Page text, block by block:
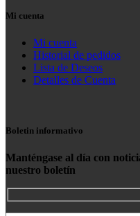
Mi cuenta
Mi cuenta
Historial de pedidos
Lista de Deseos
Detalles de Cuenta
Boletin informativo
Manténgase al día con
nuestro boletín